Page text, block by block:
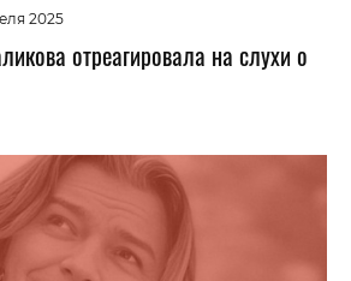
2025
отреагировала на слухи о